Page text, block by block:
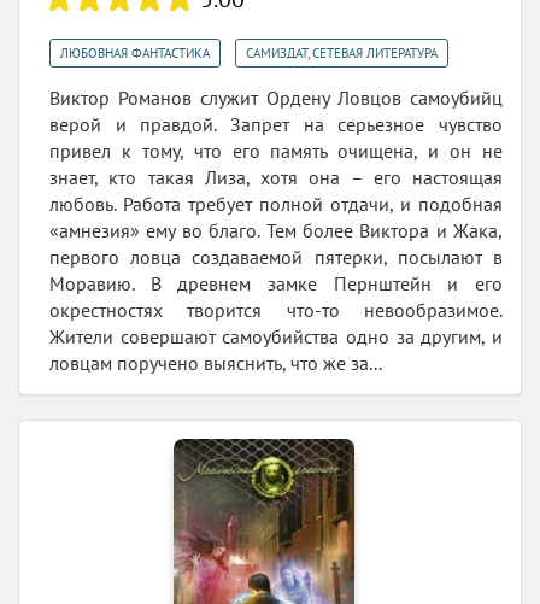
ЛЮБОВНАЯ ФАНТАСТИКА САМИЗДАТ, СЕТЕВАЯ ЛИТЕРАТУРА
Виктор Романов служит Ордену Ловцов самоубийц
верой и правдой. Запрет на серьезное чувство
привел к тому, что его память очищена, и он не
знает, кто такая Лиза, хотя она – его настоящая
любовь. Работа требует полной отдачи, и подобная
«амнезия» ему во благо. Тем более Виктора и Жака,
первого ловца создаваемой пятерки, посылают в
Моравию. В древнем замке Пернштейн и его
окрестностях творится что-то невообразимое.
Жители совершают самоубийства одно за другим, и
ловцам поручено выяснить, что же за...